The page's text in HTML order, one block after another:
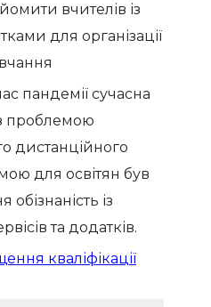
вчителів із
для організації
пандемії сучасна
проблемою
дистанційного
для освітян був
обізнаність із
та додатків.
кваліфікації